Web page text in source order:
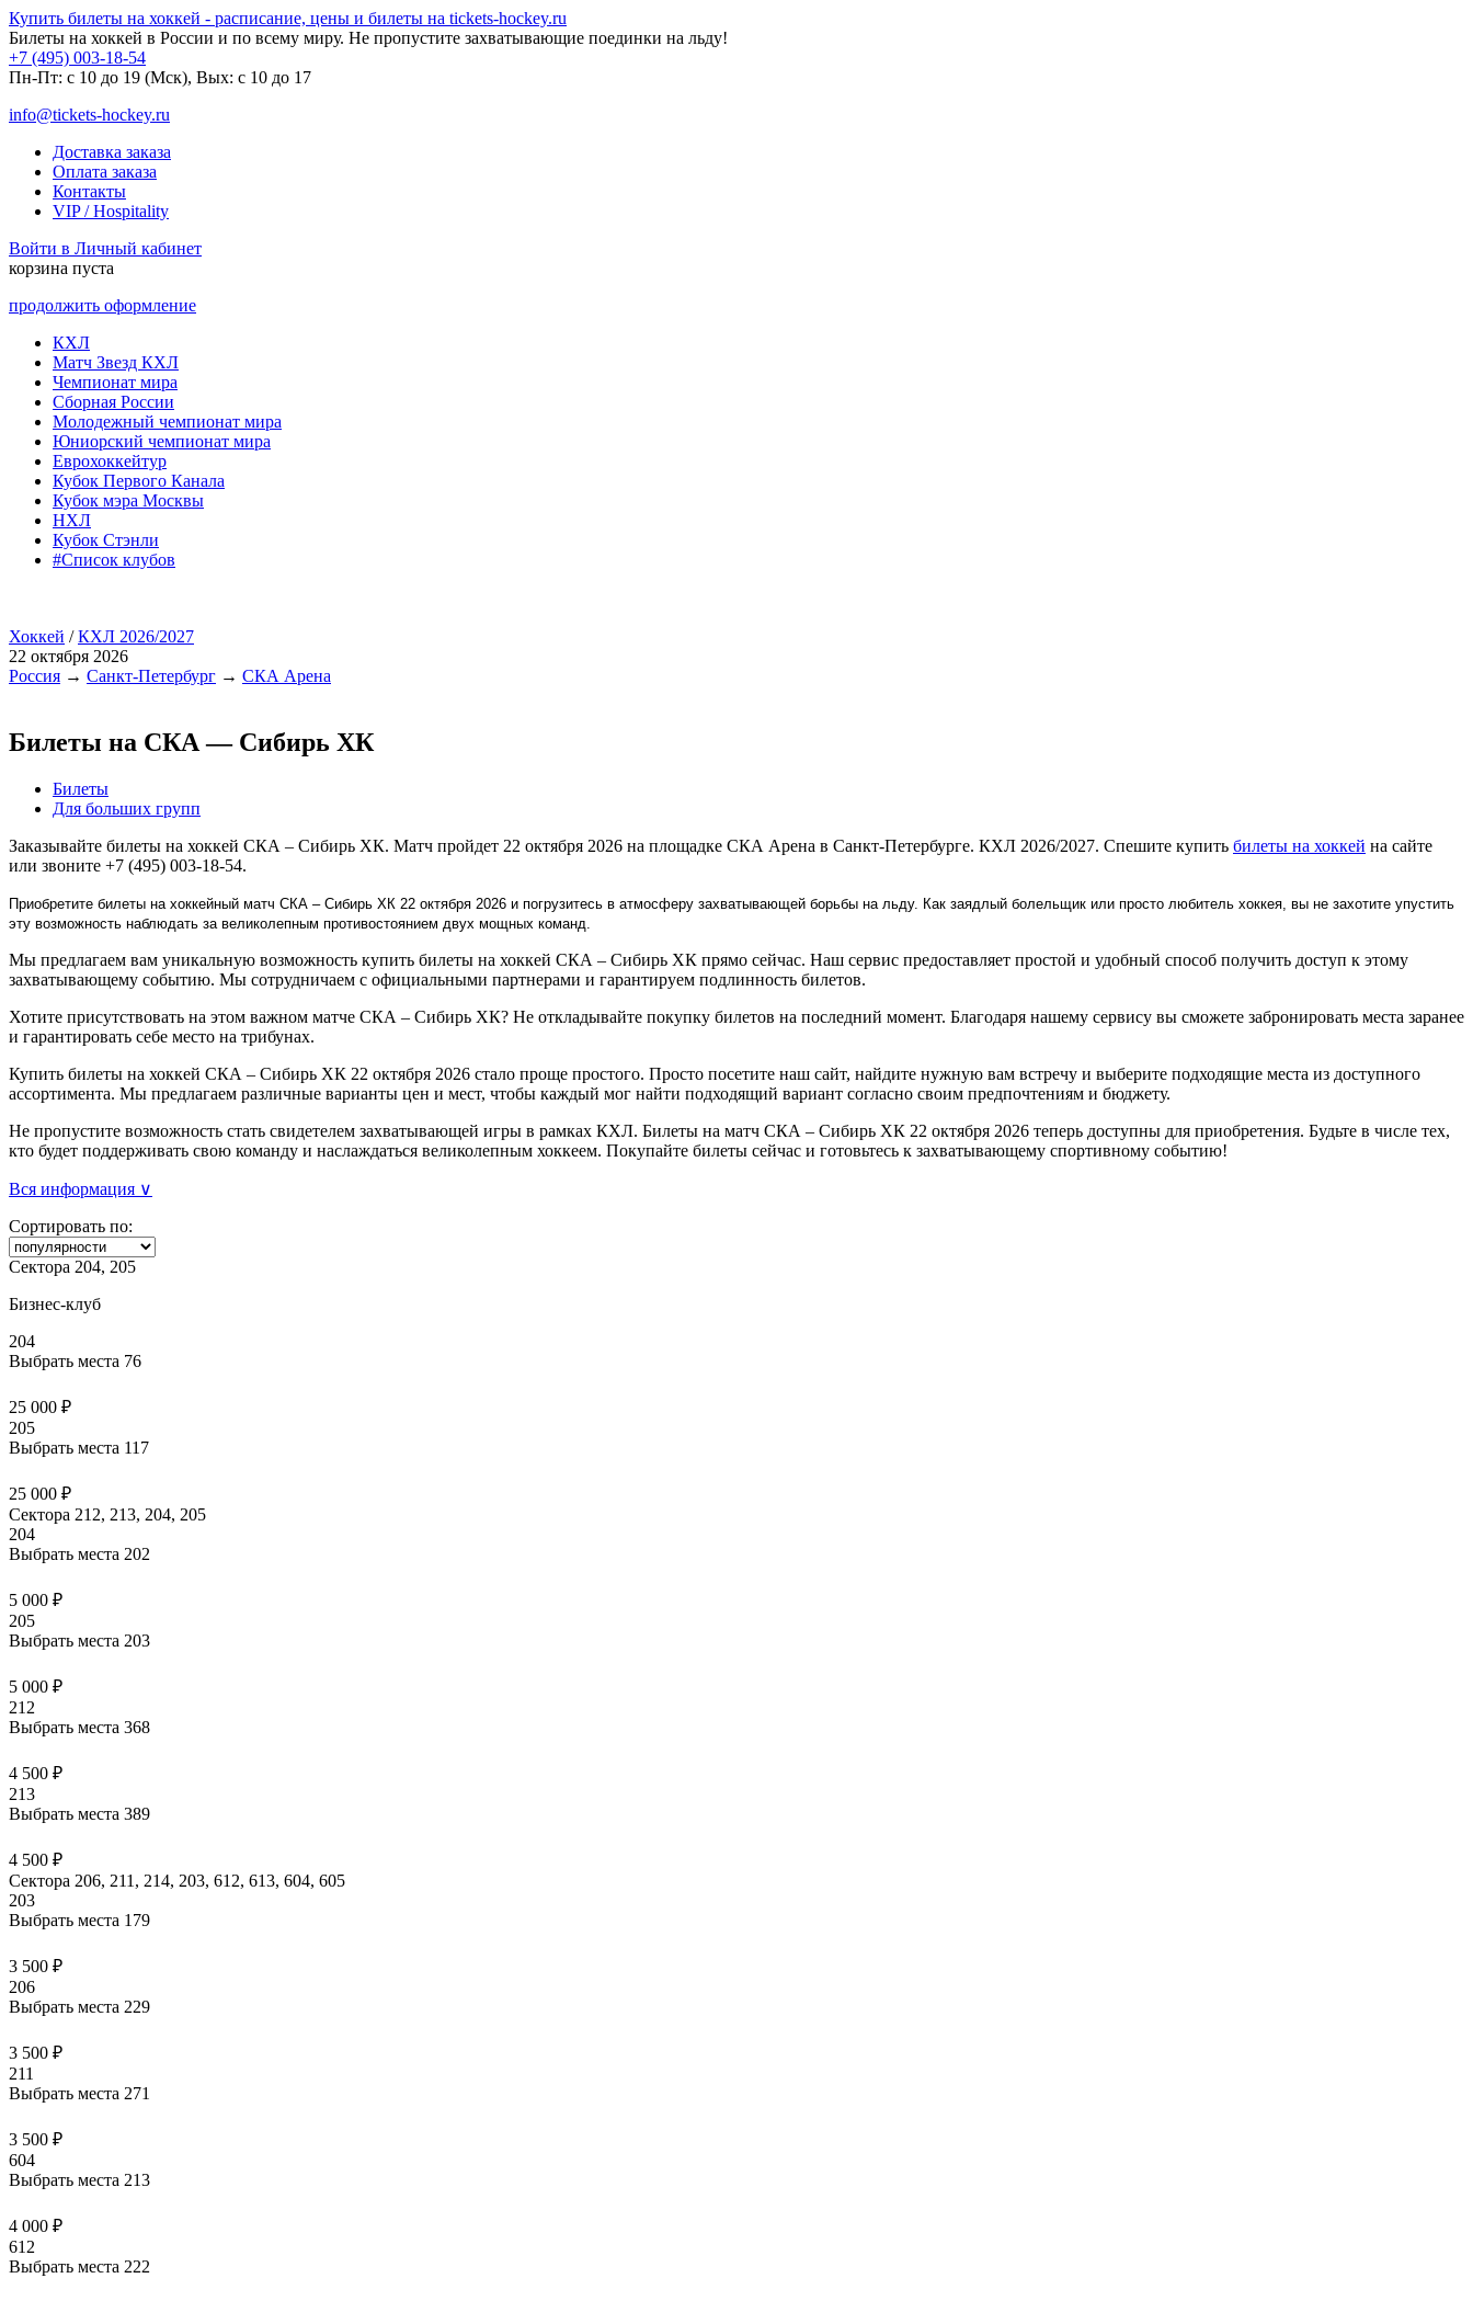
Купить билеты на хоккей - расписание, цены и билеты на tickets-hockey.ru
Билеты на хоккей в России и по всему миру. Не пропустите захватывающие поединки на льду!
+7 (495) 003-18-54
Пн-Пт: c 10 до 19 (Мск), Вых: с 10 до 17
info@tickets-hockey.ru
Доставка заказа
Оплата заказа
Контакты
VIP / Hospitality
Войти в Личный кабинет
корзина пуста
продолжить оформление
КХЛ
Матч Звезд КХЛ
Чемпионат мира
Сборная России
Молодежный чемпионат мира
Юниорский чемпионат мира
Еврохоккейтур
Кубок Первого Канала
Кубок мэра Москвы
НХЛ
Кубок Стэнли
#Список клубов
Хоккей /КХЛ 2026/2027
22 октября 2026
Россия → Санкт-Петербург → СКА Арена
Билеты на СКА — Сибирь ХК
Билеты
Для больших групп
Заказывайте билеты на хоккей СКА – Сибирь ХК. Матч пройдет 22 октября 2026 на площадке СКА Арена в Санкт-Петербурге. КХЛ 2026/2027. Спешите купить билеты на хоккей на сайте
или звоните +7 (495) 003-18-54.
Приобретите билеты на хоккейный матч СКА – Сибирь ХК 22 октября 2026 и погрузитесь в атмосферу захватывающей борьбы на льду. Как заядлый болельщик или просто любитель хоккея, вы не захотите упустить
эту возможность наблюдать за великолепным противостоянием двух мощных команд.
Мы предлагаем вам уникальную возможность купить билеты на хоккей СКА – Сибирь ХК прямо сейчас. Наш сервис предоставляет простой и удобный способ получить доступ к этому
захватывающему событию. Мы сотрудничаем с официальными партнерами и гарантируем подлинность билетов.
Хотите присутствовать на этом важном матче СКА – Сибирь ХК? Не откладывайте покупку билетов на последний момент. Благодаря нашему сервису вы сможете забронировать места заранее
и гарантировать себе место на трибунах.
Купить билеты на хоккей СКА – Сибирь ХК 22 октября 2026 стало проще простого. Просто посетите наш сайт, найдите нужную вам встречу и выберите подходящие места из доступного
ассортимента. Мы предлагаем различные варианты цен и мест, чтобы каждый мог найти подходящий вариант согласно своим предпочтениям и бюджету.
Не пропустите возможность стать свидетелем захватывающей игры в рамках КХЛ. Билеты на матч СКА – Сибирь ХК 22 октября 2026 теперь доступны для приобретения. Будьте в числе тех,
кто будет поддерживать свою команду и наслаждаться великолепным хоккеем. Покупайте билеты сейчас и готовьтесь к захватывающему спортивному событию!
Вся информация ∨
Сортировать по:
Сектора 204, 205
Бизнес-клуб
204
Выбрать места 76
25 000 ₽
205
Выбрать места 117
25 000 ₽
Сектора 212, 213, 204, 205
204
Выбрать места 202
5 000 ₽
205
Выбрать места 203
5 000 ₽
212
Выбрать места 368
4 500 ₽
213
Выбрать места 389
4 500 ₽
Сектора 206, 211, 214, 203, 612, 613, 604, 605
203
Выбрать места 179
3 500 ₽
206
Выбрать места 229
3 500 ₽
211
Выбрать места 271
3 500 ₽
604
Выбрать места 213
4 000 ₽
612
Выбрать места 222